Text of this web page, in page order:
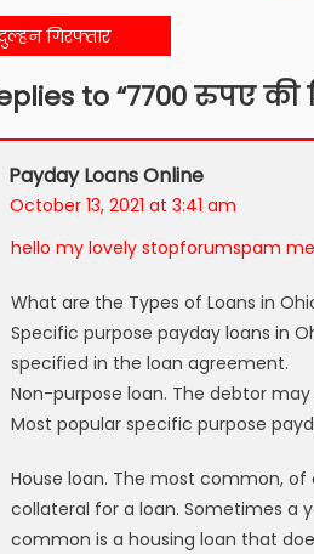
गिरफ्तार
to “7700 रुपए की
Payday Loans Online
October 13, 2021 at 3:41 am
hello my lovely stopforumspam
What are the Types of Loans in
Specific purpose payday loans in
specified in the loan agreement.
Non-purpose loan. The debtor
Most popular specific purpose
House loan. The most common,
collateral for a loan. Sometimes a
common is a housing loan that